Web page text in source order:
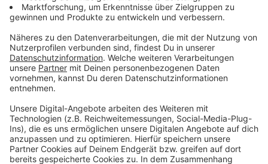
Der vorläufige Zeitplan steht schon fest. Um 14.30 Uhr
beginnt das Einspringen der Frauen, um 15.00 Uhr der
Frauen-Wettkampf. Um 17.30 Uhr folgen dann die
Männer mit dem Einspringen, um ca. 18.40 Uhr startet
der Wettkampf. Der Eintritt ist dank des
Titelsponsors NetAachen auch in diesem Jahr frei.
©Andreas Steindl